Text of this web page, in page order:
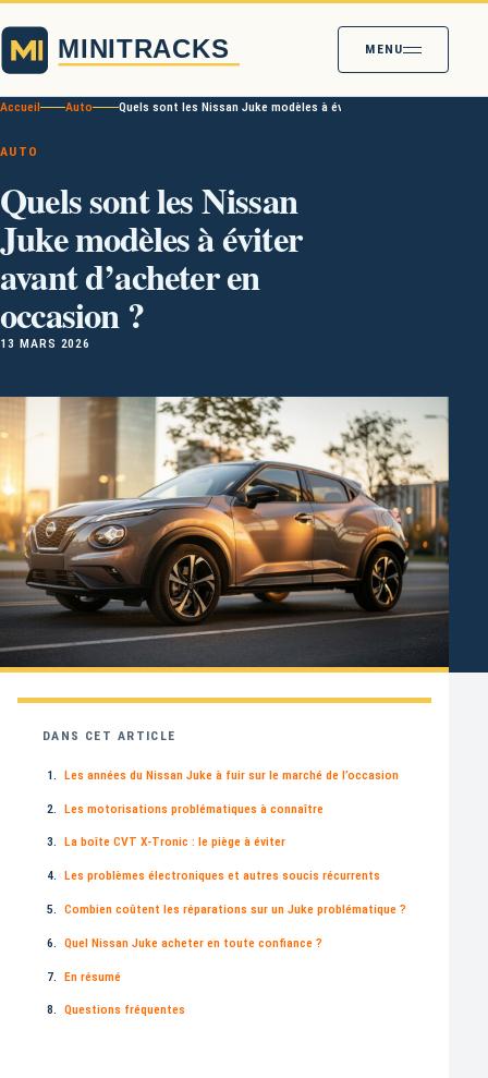
MENU
Accueil Auto Quels sont les Nissan Juke modèles à éviter avant d’acheter en
AUTO
Quels sont les Nissan
Juke modèles à éviter
avant d’acheter en
occasion ?
13 MARS 2026
DANS CET ARTICLE
Les années du Nissan Juke à fuir sur le marché de l’occasion
Les motorisations problématiques à connaître
La boîte CVT X-Tronic : le piège à éviter
Les problèmes électroniques et autres soucis récurrents
Combien coûtent les réparations sur un Juke problématique ?
Quel Nissan Juke acheter en toute confiance ?
En résumé
Questions fréquentes